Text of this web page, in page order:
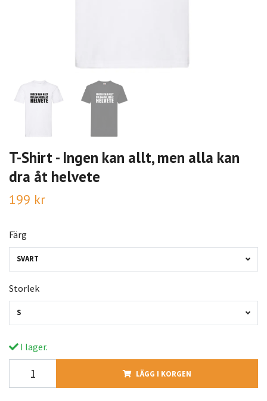
T-Shirt - Ingen kan allt, men alla kan
dra åt helvete
199 kr
Färg
SVART
Storlek
S
I lager.
LÄGG I KORGEN